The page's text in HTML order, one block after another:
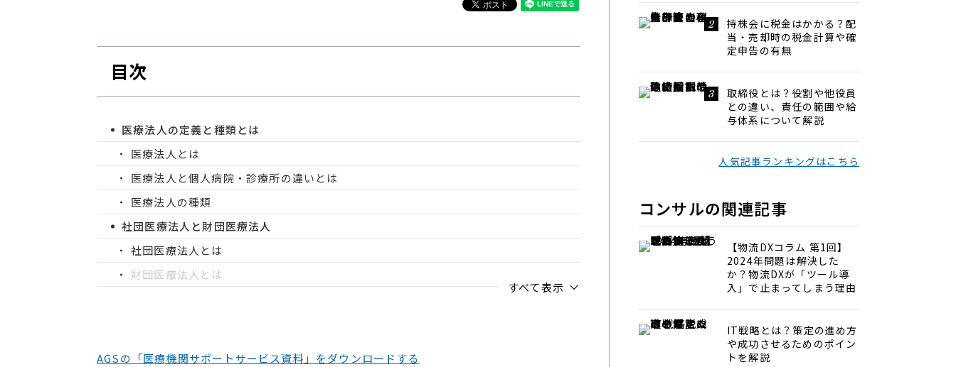
目次
医療法人の定義と種類とは
医療法人とは
医療法人と個人病院・診療所の違いとは
医療法人の種類
社団医療法人と財団医療法人
社団医療法人とは
財団医療法人とは
すべて表示
AGSの「医療機関サポートサービス資料」をダウンロードする
持株会に税金はかかる？配
当・売却時の税金計算や確
定申告の有無
取締役とは？役割や他役員
との違い、責任の範囲や給
与体系について解説
人気記事ランキングはこちら
コンサルの関連記事
【物流DXコラム 第1回】
2024年問題は解決した
か？物流DXが「ツール導
入」で止まってしまう理由
IT戦略とは？策定の進め方
や成功させるためのポイン
トを解説